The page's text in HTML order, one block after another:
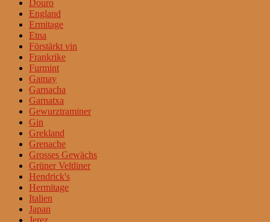
Douro
England
Ermitage
Etna
Förstärkt vin
Frankrike
Furmint
Gamay
Garnacha
Garnatxa
Gewurztraminer
Gin
Grekland
Grenache
Grosses Gewächs
Grüner Veltliner
Hendrick's
Hermitage
Italien
Japan
Jerez